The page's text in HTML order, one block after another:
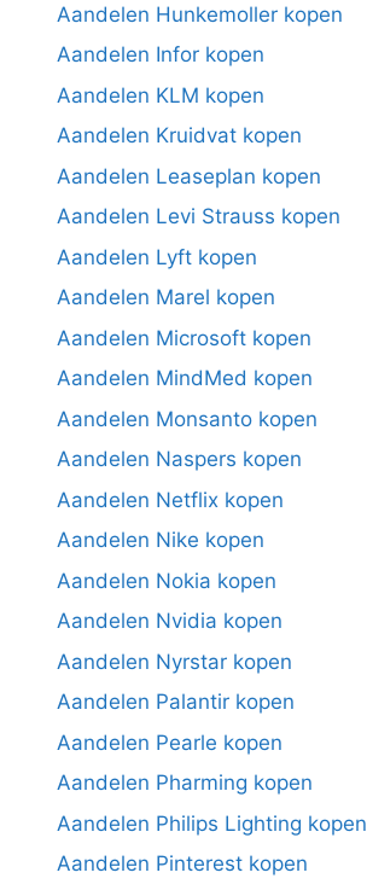
Aandelen Hunkemoller kopen
Aandelen Infor kopen
Aandelen KLM kopen
Aandelen Kruidvat kopen
Aandelen Leaseplan kopen
Aandelen Levi Strauss kopen
Aandelen Lyft kopen
Aandelen Marel kopen
Aandelen Microsoft kopen
Aandelen MindMed kopen
Aandelen Monsanto kopen
Aandelen Naspers kopen
Aandelen Netflix kopen
Aandelen Nike kopen
Aandelen Nokia kopen
Aandelen Nvidia kopen
Aandelen Nyrstar kopen
Aandelen Palantir kopen
Aandelen Pearle kopen
Aandelen Pharming kopen
Aandelen Philips Lighting kopen
Aandelen Pinterest kopen